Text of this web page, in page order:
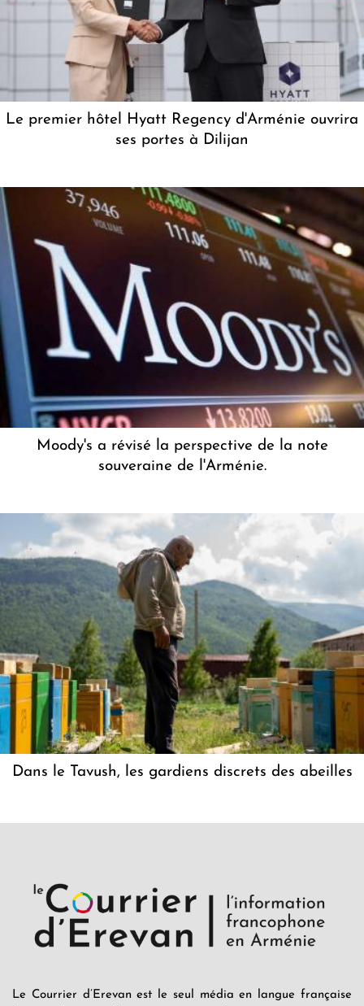
Le premier hôtel Hyatt Regency d'Arménie ouvrira
ses portes à Dilijan
Moody's a révisé la perspective de la note
souveraine de l'Arménie.
Dans le Tavush, les gardiens discrets des abeilles
Le Courrier d’Erevan est le seul média en langue française